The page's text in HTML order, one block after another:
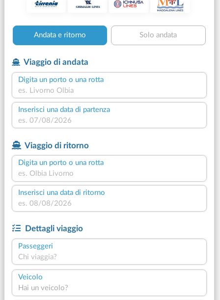
Andata e ritorno Solo andata
Viaggio di andata
Digita un porto o una rotta
Inserisci una data di partenza
Viaggio di ritorno
Digita un porto o una rotta
Inserisci una data di ritorno
Dettagli viaggio
Passeggeri
Chi viaggia?
Veicolo
Hai un veicolo?